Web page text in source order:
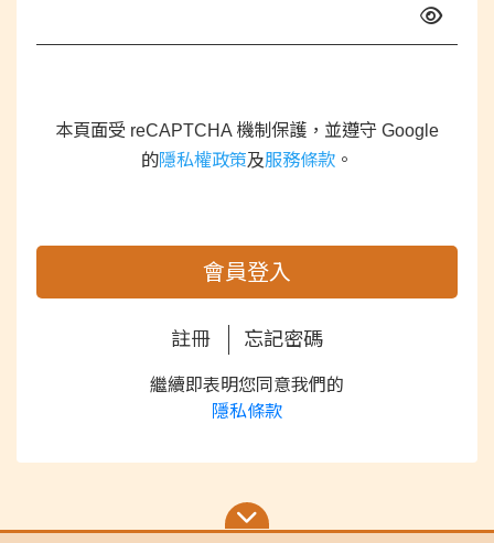
本頁面受 reCAPTCHA 機制保護，並遵守 Google
的隱私權政策及服務條款 。
會員登入
註冊 忘記密碼
繼續即表明您同意我們的
隱私條款